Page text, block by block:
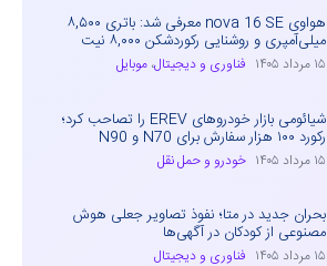
هواوی nova 16 SE معرفی شد: باتری ۸,۵۰۰
میلی‌آمپری و روشنایی رکوردشکن ۸,۰۰۰ نیت
۱۵ مرداد ۱۴۰۵ فناوری و دیجیتال، موبایل
شیائومی بازار خودروهای EREV را تصاحب کرد؛
رکورد ۱۰۰ هزار سفارش برای N70 و N90
۱۵ مرداد ۱۴۰۵ خودرو و حمل نقل
بحران جدید در متا؛ نفوذ تصاویر جعلی هوش
مصنوعی از کودکان در آگهی‌ها
۱۵ مرداد ۱۴۰۵ فناوری و دیجیتال